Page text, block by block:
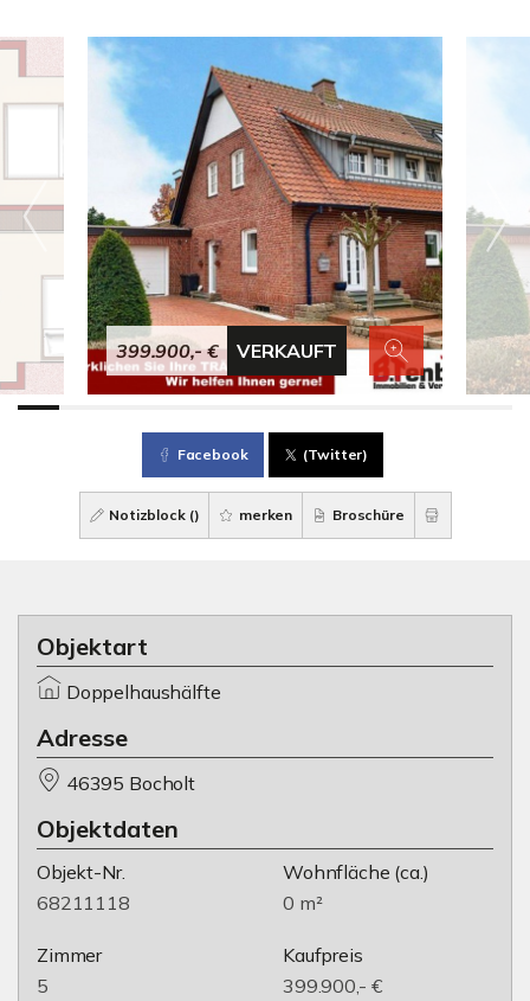
399.900,- € VERKAUFT
Facebook (Twitter)
Notizblock () merken Broschüre
Objektart
Doppelhaushälfte
Adresse
46395 Bocholt
Objektdaten
Objekt-Nr.
68211118
Wohnfläche (ca.)
0 m²
Zimmer
5
Kaufpreis
399.900,- €